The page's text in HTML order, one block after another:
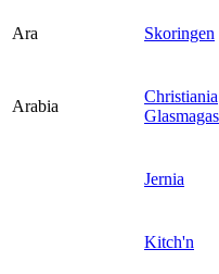
Ara Skoringen
Arabia
Christiania
Jernia
Kitch'n